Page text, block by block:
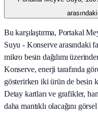
Bu karşılaştırma, Portakal
Suyu - Konserve arasındaki
mikro besin dağılımı
Konserve, enerji tarafında
gösterirken iki ürün de besin
Detay kartları ve grafikler,
daha mantıklı olacağını